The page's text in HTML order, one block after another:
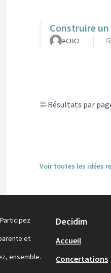
ACBCL
Résultats par
Voir toutes les idées
et
ensemble.
Decidim
Accueil
Concertations